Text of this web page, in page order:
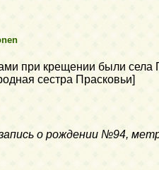
при крещении были села
сестра Прасковьи]
о рождении №94,